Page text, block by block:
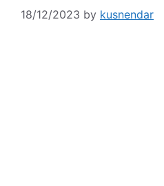
18/12/2023 by kusnendar